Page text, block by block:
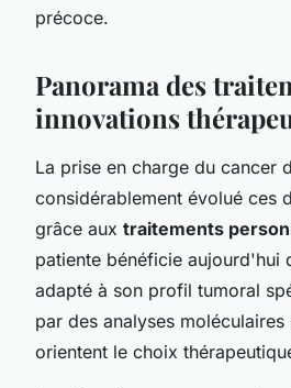
précoce.
Panorama des
innovations
La prise en charge du cancer
considérablement évolué ces
grâce aux traitements
patiente bénéficie aujourd'hui
adapté à son profil tumoral
par des analyses moléculaires
orientent le choix